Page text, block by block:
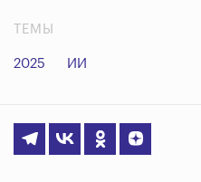
ТЕМЫ
2025 ИИ